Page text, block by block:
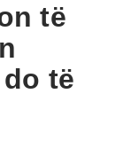
të
të